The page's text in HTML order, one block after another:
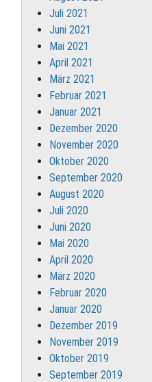
Juli 2021
Juni 2021
Mai 2021
April 2021
März 2021
Februar 2021
Januar 2021
Dezember 2020
November 2020
Oktober 2020
September 2020
August 2020
Juli 2020
Juni 2020
Mai 2020
April 2020
März 2020
Februar 2020
Januar 2020
Dezember 2019
November 2019
Oktober 2019
September 2019